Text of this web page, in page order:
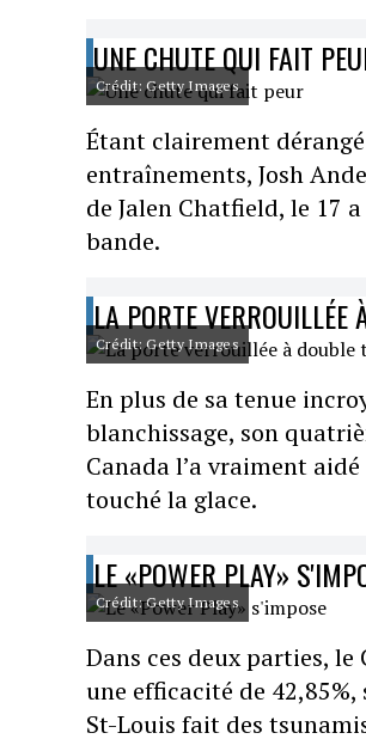
UNE CHUTE QUI FAIT
Crédit: Getty Images
Étant clairement
entraînements, Josh
de Jalen Chatfield, le 17
bande.
LA PORTE VERROUILLÉE
Crédit: Getty Images
En plus de sa tenue
blanchissage, son
Canada l’a vraiment
touché la glace.
LE «POWER PLAY»
Crédit: Getty Images
Dans ces deux parties, le
une efficacité de
St-Louis fait des